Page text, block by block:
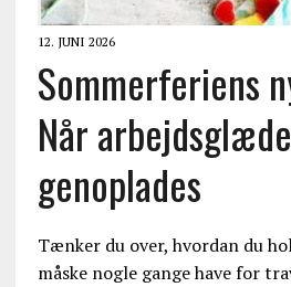
12. JUNI 2026
Sommerferiens
Når
genoplades
Tænker du over, hvordan du
måske nogle gange have for